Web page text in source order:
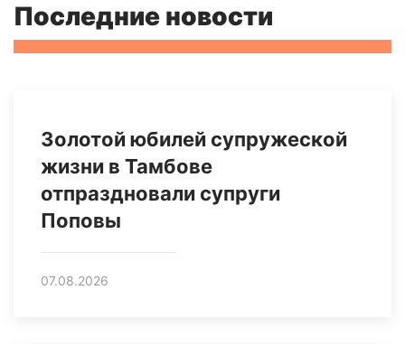
Последние новости
Золотой юбилей супружеской
жизни в Тамбове
отпраздновали супруги
Поповы
07.08.2026